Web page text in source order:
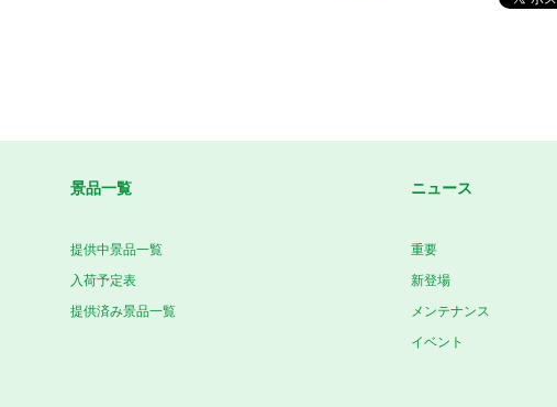
景品一覧
提供中景品一覧
入荷予定表
提供済み景品一覧
ニュース
重要
新登場
メンテナンス
イベント